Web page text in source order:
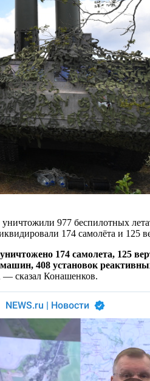
977 беспилотных
174 самолёта и 125
174 самолета, 125
408 установок
— сказал Конашенков.